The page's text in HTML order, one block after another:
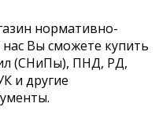
нормативно-
Вы сможете купить
(СНиПы), ПНД, РД,
и другие